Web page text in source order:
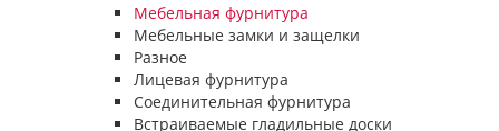
Мебельная фурнитура
Мебельные замки и защелки
Разное
Лицевая фурнитура
Соединительная фурнитура
Встраиваемые гладильные доски